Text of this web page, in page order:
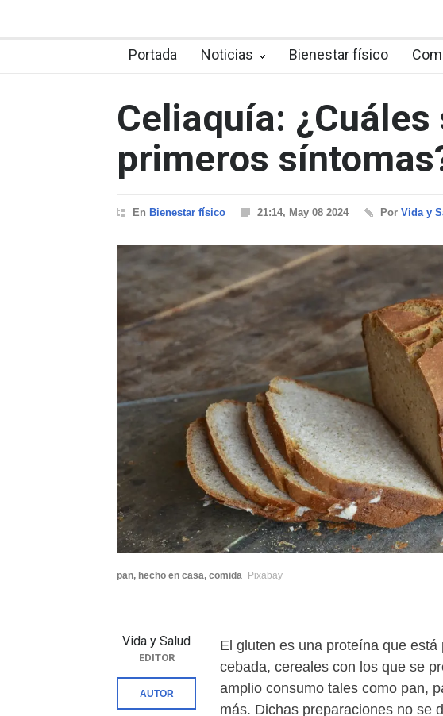
Portada Noticias Bienestar físico
Celiaquía: ¿Cuáles
primeros
En Bienestar físico 21:14, May 08 2024 Por Vida y
pan, hecho en casa, comida Pixabay
El gluten es una proteína que
cebada, cereales con los que se
amplio consumo tales como pan,
más. Dichas preparaciones no se
Vida y Salud
EDITOR
AUTOR